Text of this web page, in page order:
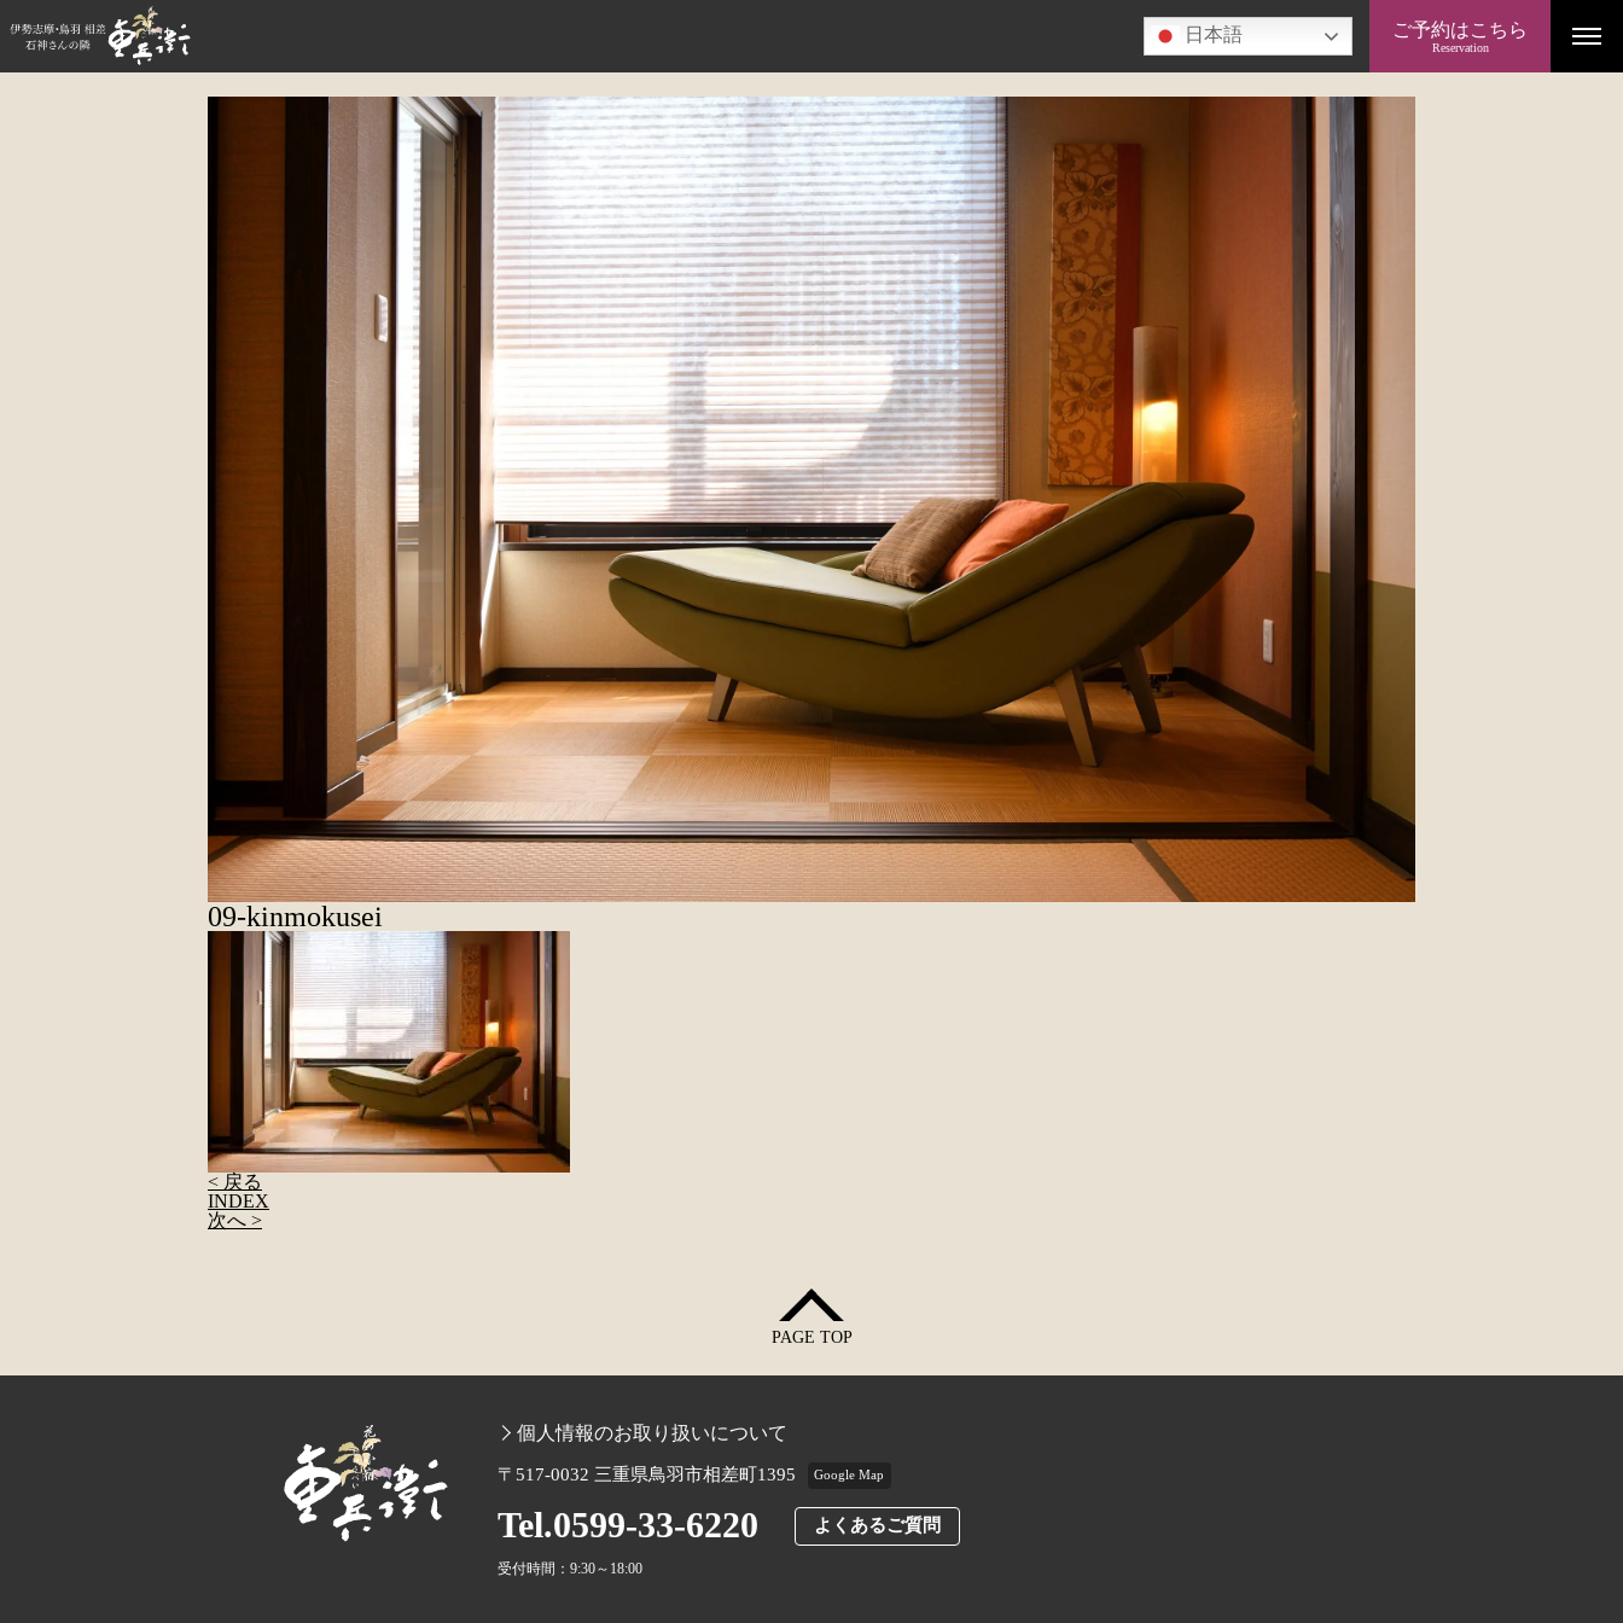
日本語 ご予約はこちら
Reservation
09-kinmokusei
< 戻る
INDEX
次へ >
PAGE TOP
個人情報のお取り扱いについて
〒517-0032 三重県鳥羽市相差町1395 Google Map
Tel.0599-33-6220
受付時間：9:30～18:00
よくあるご質問